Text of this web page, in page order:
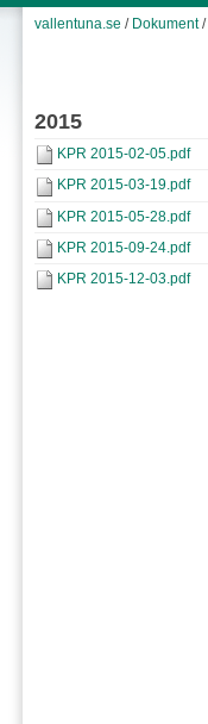
vallentuna.se / Dokument/
2015
KPR 2015-02-05.pdf
KPR 2015-03-19.pdf
KPR 2015-05-28.pdf
KPR 2015-09-24.pdf
KPR 2015-12-03.pdf